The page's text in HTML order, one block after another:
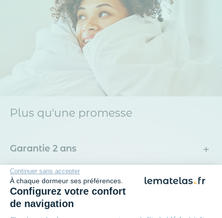
Continuer sans accepter
À chaque dormeur ses préférences.
Configurez votre confort
de navigation
Plus qu'une promesse
Garantie 2 ans +
30 jours pour changer d'avis +
Livraison offerte dès 49€